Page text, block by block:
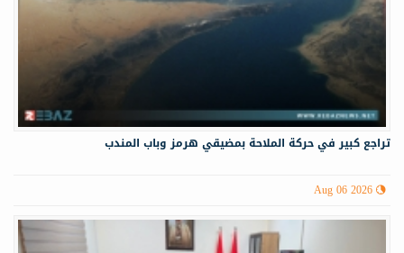
تراجع كبير في حركة الملاحة بمضيقي هرمز وباب المندب
Aug 06 2026